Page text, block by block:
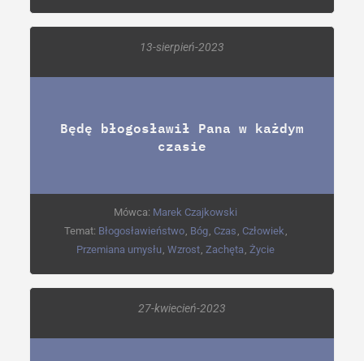
13-sierpień-2023
Będę błogosławił Pana w każdym
czasie
Mówca: Marek Czajkowski
Temat: Błogosławieństwo, Bóg, Czas , Człowiek ,
Przemiana umysłu,Wzrost,Zachęta,Życie
27-kwiecień-2023